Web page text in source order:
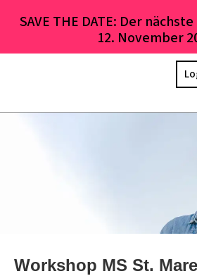
SAVE THE DATE: Der
12. November
Workshop MS St.